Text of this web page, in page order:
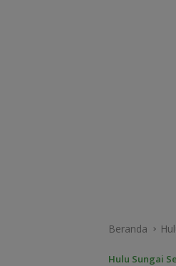
Beranda
Hulu Sungai